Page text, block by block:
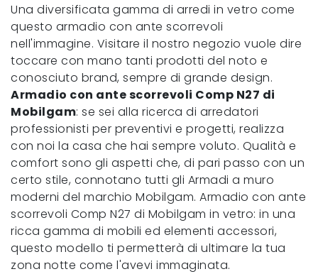
Una diversificata gamma di arredi in vetro come
questo armadio con ante scorrevoli
nell'immagine. Visitare il nostro negozio vuole dire
toccare con mano tanti prodotti del noto e
conosciuto brand, sempre di grande design.
Armadio con ante scorrevoli Comp N27 di
Mobilgam: se sei alla ricerca di arredatori
professionisti per preventivi e progetti, realizza
con noi la casa che hai sempre voluto. Qualità e
comfort sono gli aspetti che, di pari passo con un
certo stile, connotano tutti gli Armadi a muro
moderni del marchio Mobilgam. Armadio con ante
scorrevoli Comp N27 di Mobilgam in vetro: in una
ricca gamma di mobili ed elementi accessori,
questo modello ti permetterà di ultimare la tua
zona notte come l'avevi immaginata.